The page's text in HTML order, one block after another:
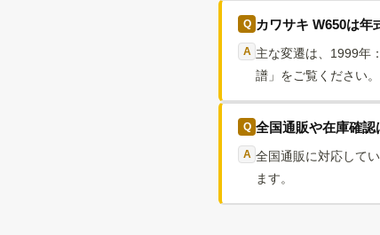
カワサキ W650は年
主な変遷は、1999年
譜」をご覧ください。
全国通販や在庫確認
全国通販に対応して
ます。